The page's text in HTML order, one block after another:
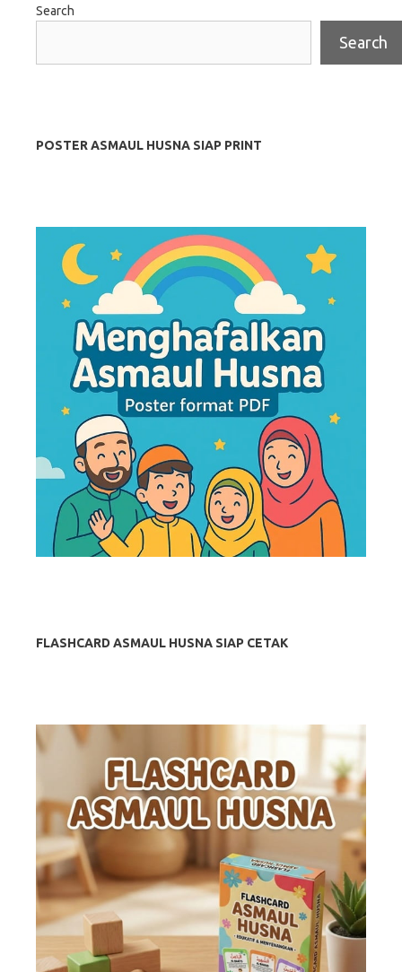
Search
Search
POSTER ASMAUL HUSNA SIAP PRINT
FLASHCARD ASMAUL HUSNA SIAP CETAK